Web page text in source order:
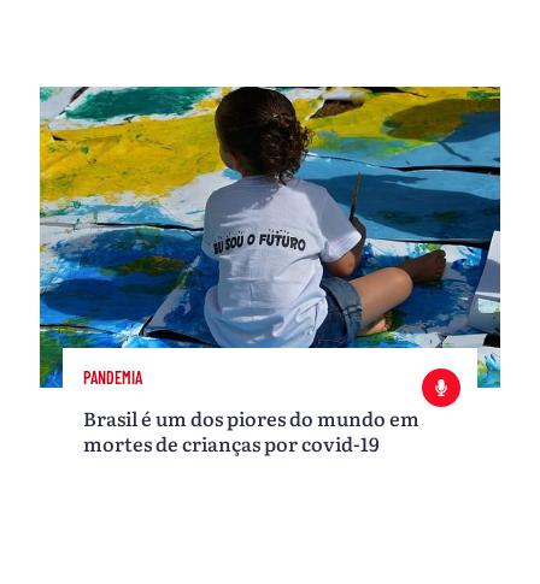
PANDEMIA
Brasil é um dos piores do mundo em
mortes de crianças por covid-19